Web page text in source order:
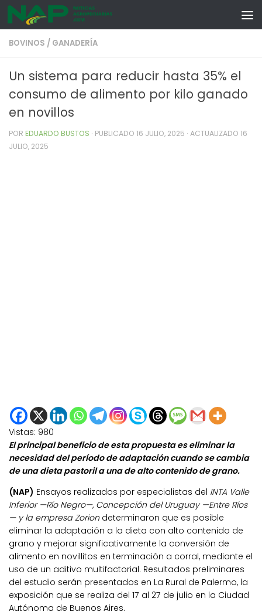
Skip to content
BOVINOS / GANADERÍA
Un sistema para reducir hasta 35% el
consumo de alimento por kilo ganado
en novillos
POR EDUARDO BUSTOS · PUBLICADO 16 JULIO, 2025 · ACTUALIZADO 16
JULIO, 2025
Vistas: 980
El principal beneficio de esta propuesta es eliminar la
necesidad del período de adaptación cuando se cambia
de una dieta pastoril a una de alto contenido de grano.
(NAP) Ensayos realizados por especialistas del INTA Valle
Inferior —Río Negro—, Concepción del Uruguay —Entre Ríos
— y la empresa Zoriondeterminaron que es posible
eliminar la adaptación a la dieta con alto contenido de
grano y mejorar significativamente la conversión de
alimento en novillitos en terminación a corral, mediante el
uso de un aditivo multifactorial. Resultados preliminares
del estudio serán presentados en La Rural de Palermo, la
exposición que se realiza del 17 al 27 de julio en la Ciudad
Autónoma de Buenos Aires.